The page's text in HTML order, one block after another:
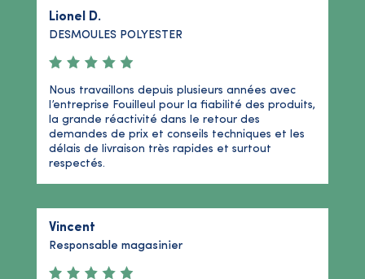
Lionel D.
DESMOULES POLYESTER
Nous travaillons depuis plusieurs années avec
l’entreprise Fouilleul pour la fiabilité des produits,
la grande réactivité dans le retour des
demandes de prix et conseils techniques et les
délais de livraison très rapides et surtout
respectés.
Vincent
Responsable magasinier